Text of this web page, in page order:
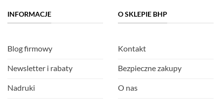
INFORMACJE
Blog firmowy
Newsletter i rabaty
Nadruki
O SKLEPIE BHP
Kontakt
Bezpieczne zakupy
O nas